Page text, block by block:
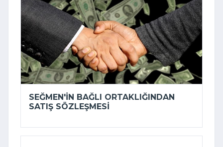
SEĞMEN'IN BAĞLI ORTAKLIĞINDAN
SATIŞ SÖZLEŞMESI